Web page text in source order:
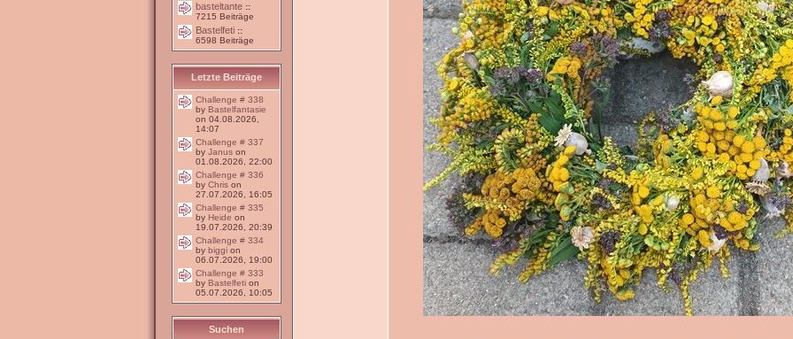
basteltante ::
7215 Beiträge
Bastelfeti ::
6598 Beiträge
Letzte Beiträge
Challenge # 338
by Bastelfantasie
on 04.08.2026,
14:07
Challenge # 337
by Januson
01.08.2026, 22:00
Challenge # 336
by Chrison
27.07.2026, 16:05
Challenge # 335
by Heide on
19.07.2026, 20:39
Challenge # 334
by biggion
06.07.2026, 19:00
Challenge # 333
by Bastelfetion
05.07.2026, 10:05
Suchen